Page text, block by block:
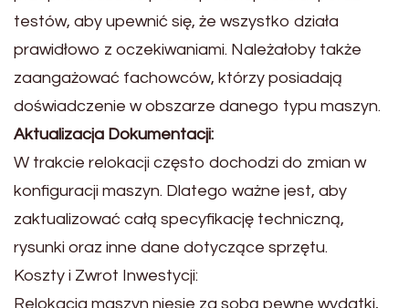
testów, aby upewnić się, że wszystko działa
prawidłowo z oczekiwaniami. Należałoby także
zaangażować fachowców, którzy posiadają
doświadczenie w obszarze danego typu maszyn.
Aktualizacja Dokumentacji:
W trakcie relokacji często dochodzi do zmian w
konfiguracji maszyn. Dlatego ważne jest, aby
zaktualizować całą specyfikację techniczną,
rysunki oraz inne dane dotyczące sprzętu.
Koszty i Zwrot Inwestycji:
Relokacja maszyn niesie za sobą pewne wydatki,